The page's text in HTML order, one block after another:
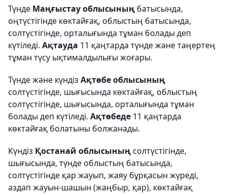
Түнде Маңғыстау облысының батысында,
оңтүстігінде көктайғақ, облыстың батысында,
солтүстігінде, орталығында тұман болады деп
күтіледі. Ақтауда 11 қаңтарда түнде және таңертең
тұман түсу ықтималдылығы жоғары.
Түнде және күндіз Ақтөбе облысының
солтүстігінде, шығысында көктайғақ, облыстың
солтүстігінде, шығысында, орталығында тұман
болады деп күтіледі. Ақтөбеде 11 қаңтарда
көктайғақ болатыны болжанады.
Күндіз Қостанай облысыныңсолтүстігінде,
шығысында, түнде облыстың батысында,
солтүстігінде қар жауып, жаяу бұрқасын жүреді,
аздап жауын-шашын (жаңбыр, қар), көктайғақ